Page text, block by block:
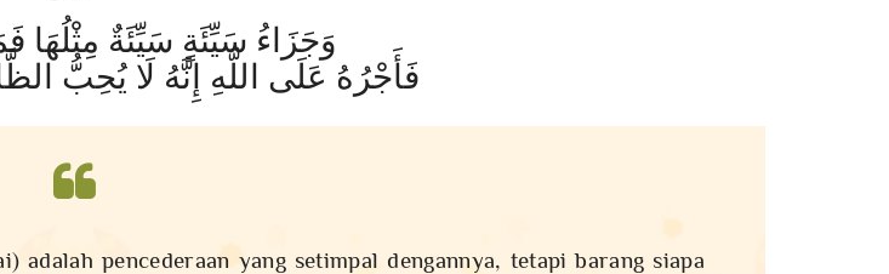
وَجَزَاءُ سَيِّئَةٍ سَيِّئَةٌ مِثْلُهَا
فَأَجْرُهُ عَلَى اللَّهِ إِنَّهُ لَا يُحِبُّ
adalah pencederaan yang setimpal dengannya, tetapi barang siapa